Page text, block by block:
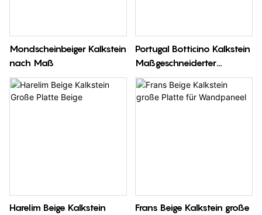
Mondscheinbeiger Kalkstein
nach Maß
Portugal Botticino Kalkstein
Maßgeschneiderter
Aufschlag
Harelim Beige Kalkstein
Frans Beige Kalkstein große